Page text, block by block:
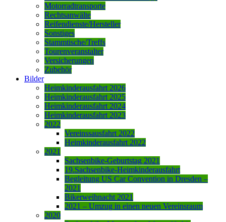
Motorradtransporte
Rechtsanwälte
Reifendienste/Hersteller
Sonstiges
Stammtische/Treffs
Tourenveranstalter
Versicherungen
Zubehör
Bilder
Heimkinderausfahrt 2026
Heimkinderausfahrt 2025
Heimkinderausfahrt 2024
Heimkinderausfahrt 2023
2022
Vereinssausfahrt 2022
Heimkinderausfahrt 2022
2021
Sachsenbike-Geburtstag 2021
19.Sachsenbike-Heimkinderausfahrt
Begleitung US Car Convention in Dresden –
2021
Bikerweihnacht 2021
2021 – Umzug in einen neuen Vereinsraum
2020